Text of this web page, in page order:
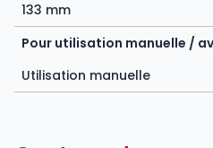
133 mm
Pour utilisation manuelle /
Utilisation manuelle